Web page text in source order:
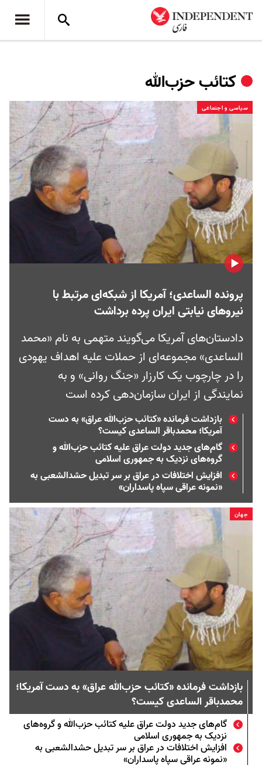
کتائب حزب‌الله
سیاسی و اجتماعی
پرونده الساعدی؛ آمریکا از شبکه‌ای مرتبط با
نیروهای نیابتی ایران پرده برداشت
دادستان‌های آمریکا می‌گویند متهمی به نام «محمد
الساعدی» مجموعه‌ای از حملات علیه اهداف یهودی
را در چارچوب یک کارزار «جنگ روانی» و به
نمایندگی از ایران سازمان‌دهی کرده است
بازداشت فرمانده «کتائب حزب‌الله عراق» به دست
آمریکا؛ محمدباقر الساعدی کیست؟
گام‌های جدید دولت عراق علیه کتائب حزب‌الله و
گروه‌های نزدیک به جمهوری اسلامی
افزایش اختلافات در عراق بر سر تبدیل حشدالشعبی به
«نمونه عراقی سپاه پاسداران»
جهان
بازداشت فرمانده «کتائب حزب‌الله عراق» به دست آمریکا؛
محمدباقر الساعدی کیست؟
گام‌های جدید دولت عراق علیه کتائب حزب‌الله و گروه‌های
نزدیک به جمهوری اسلامی
افزایش اختلافات در عراق بر سر تبدیل حشدالشعبی به
«نمونه عراقی سپاه پاسداران»